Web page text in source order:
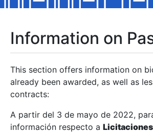
Show/Hide
Show/Hide
Show/Hide
Information on
This section offers information on
already been awarded, as well as
contracts:
A partir del 3 de mayo de 2022,
información respecto a